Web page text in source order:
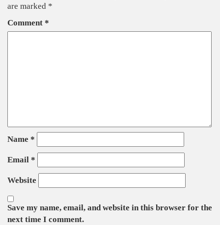
are marked *
Comment *
Name *
Email *
Website
Save my name, email, and website in this browser for the
next time I comment.